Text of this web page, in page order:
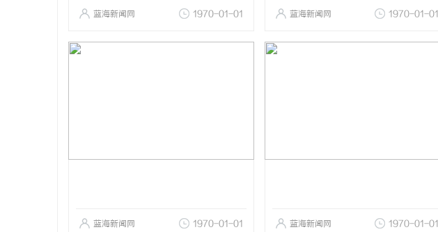
蓝海新闻网 1970-01-01 蓝海新闻网 1970-01-01
蓝海新闻网 1970-01-01 蓝海新闻网 1970-01-01